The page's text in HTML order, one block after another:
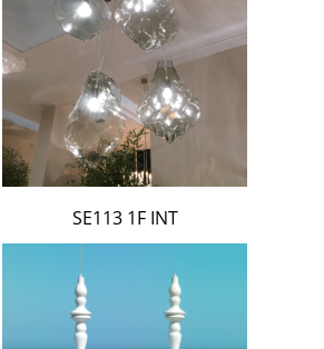
SE113 1F INT